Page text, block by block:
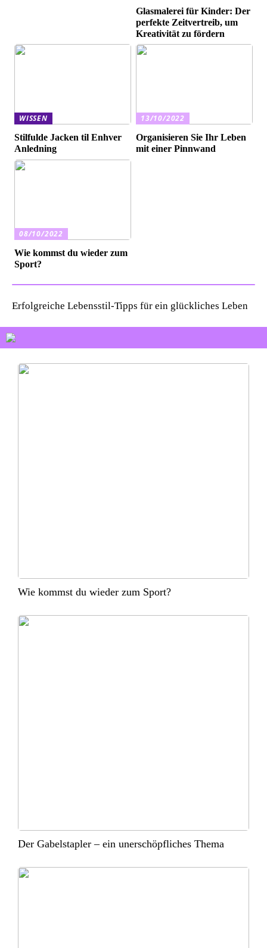
Glasmalerei für Kinder: Der
perfekte Zeitvertreib, um
Kreativität zu fördern
WISSEN
Stilfulde Jacken til Enhver
Anledning
13/10/2022
Organisieren Sie Ihr Leben
mit einer Pinnwand
08/10/2022
Wie kommst du wieder zum
Sport?
Erfolgreiche Lebensstil-Tipps für ein glückliches Leben
Wie kommst du wieder zum Sport?
Der Gabelstapler – ein unerschöpfliches Thema